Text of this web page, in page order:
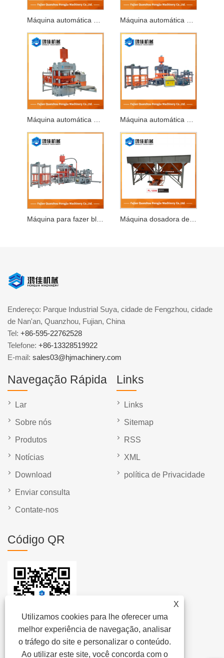
Máquina para fazer blocos hidráulicos totalmente automática
X
Utilizamos cookies para lhe oferecer uma
melhor experiência de navegação, analisar
o tráfego do site e personalizar o conteúdo.
Ao utilizar este site, você concorda com o
Endereço: Parque Industrial Suya, cidade de Fengzhou, cidade
de Nan'an, Quanzhou, Fujian, China
Tel: +86-595-22762528
Telefone: +86-13328519922
E-mail: sales03@hjmachinery.com
Navegação Rápida
Lar
Sobre nós
Produtos
Notícias
Download
Enviar consulta
Contate-nos
Links
Links
Sitemap
RSS
XML
política de Privacidade
Código QR